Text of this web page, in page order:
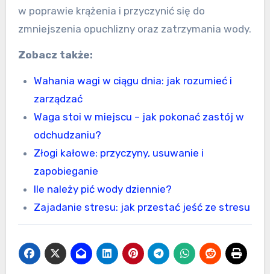
w poprawie krążenia i przyczynić się do
zmniejszenia opuchlizny oraz zatrzymania wody.
Zobacz także:
Wahania wagi w ciągu dnia: jak rozumieć i
zarządzać
Waga stoi w miejscu – jak pokonać zastój w
odchudzaniu?
Złogi kałowe: przyczyny, usuwanie i
zapobieganie
Ile należy pić wody dziennie?
Zajadanie stresu: jak przestać jeść ze stresu